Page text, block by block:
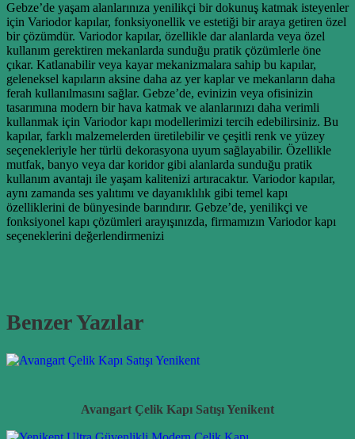
Gebze’de yaşam alanlarınıza yenilikçi bir dokunuş katmak isteyenler
için Variodor kapılar, fonksiyonellik ve estetiği bir araya getiren özel
bir çözümdür. Variodor kapılar, özellikle dar alanlarda veya özel
kullanım gerektiren mekanlarda sunduğu pratik çözümlerle öne
çıkar. Katlanabilir veya kayar mekanizmalara sahip bu kapılar,
geleneksel kapıların aksine daha az yer kaplar ve mekanların daha
ferah kullanılmasını sağlar. Gebze’de, evinizin veya ofisinizin
tasarımına modern bir hava katmak ve alanlarınızı daha verimli
kullanmak için Variodor kapı modellerimizi tercih edebilirsiniz. Bu
kapılar, farklı malzemelerden üretilebilir ve çeşitli renk ve yüzey
seçenekleriyle her türlü dekorasyona uyum sağlayabilir. Özellikle
mutfak, banyo veya dar koridor gibi alanlarda sunduğu pratik
kullanım avantajı ile yaşam kalitenizi artıracaktır. Variodor kapılar,
aynı zamanda ses yalıtımı ve dayanıklılık gibi temel kapı
özelliklerini de bünyesinde barındırır. Gebze’de, yenilikçi ve
fonksiyonel kapı çözümleri arayışınızda, firmamızın Variodor kapı
seçeneklerini değerlendirmenizi
Benzer Yazılar
Avangart Çelik Kapı Satışı Yenikent